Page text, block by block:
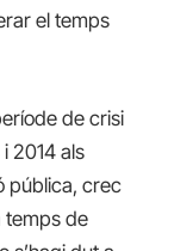
el temps
de crisi
2014 als
pública, crec
temps de